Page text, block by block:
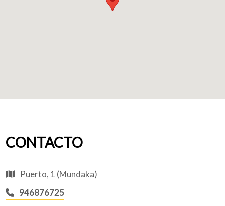
CONTACTO
Puerto, 1 (Mundaka)
946876725